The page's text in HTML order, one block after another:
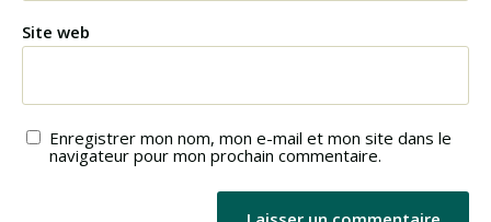
Site web
Enregistrer mon nom, mon e-mail et mon site dans le
navigateur pour mon prochain commentaire.